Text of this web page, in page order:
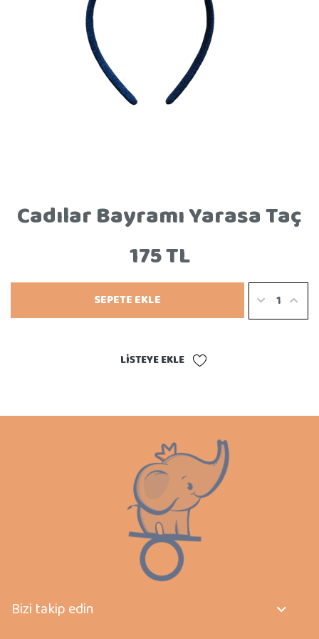
Cadılar Bayramı Yarasa Taç
175 TL
SEPETE EKLE
LISTEYE EKLE
Bizi takip edin